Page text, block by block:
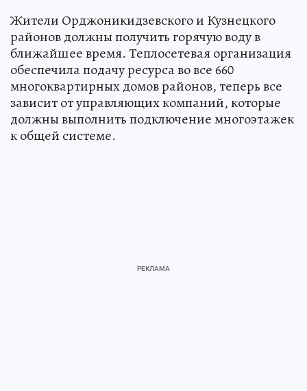
Жители Орджоникидзевского и Кузнецкого
районов должны получить горячую воду в
ближайшее время. Теплосетевая организация
обеспечила подачу ресурса во все 660
многоквартирных домов районов, теперь все
зависит от управляющих компаний, которые
должны выполнить подключение многоэтажек
к общей системе. ‎